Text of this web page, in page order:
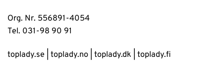
Org. Nr. 556891-4054
Tel. 031-98 90 91
toplady.se toplady.no toplady.dk toplady.fi